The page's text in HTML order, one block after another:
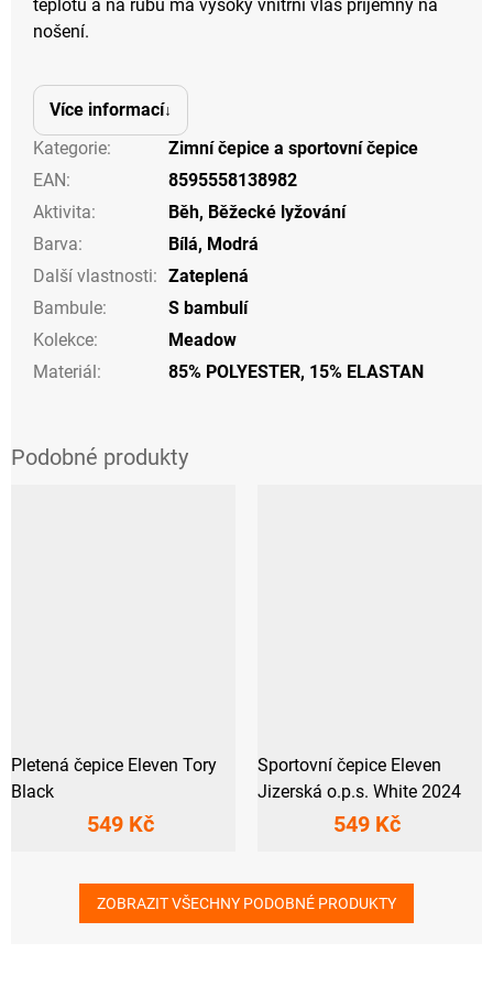
teplotu a na rubu má vysoký vnitřní vlas příjemný na
nošení.
Více informací
Kategorie:
Zimní čepice a sportovní čepice
EAN:
8595558138982
Aktivita: Běh, Běžecké lyžování
Barva: Bílá, Modrá
Další vlastnosti: Zateplená
Bambule:
S bambulí
Kolekce:
Meadow
Materiál: 85% POLYESTER, 15% ELASTAN
Pletená čepice Eleven Tory
Black
549 Kč
Sportovní čepice Eleven
Jizerská o.p.s. White 2024
549 Kč
ZOBRAZIT VŠECHNY PODOBNÉ PRODUKTY